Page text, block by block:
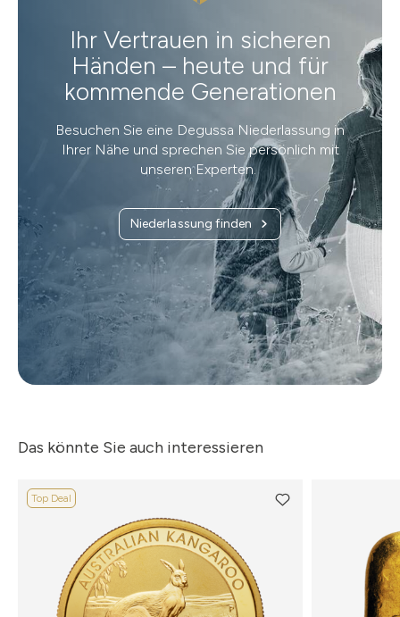
Ihr Vertrauen in sicheren
Händen – heute und für
kommende Generationen
Besuchen Sie eine Degussa Niederlassung in
Ihrer Nähe und sprechen Sie persönlich mit
unseren Experten.
Niederlassung finden
Das könnte Sie auch interessieren
Top Deal